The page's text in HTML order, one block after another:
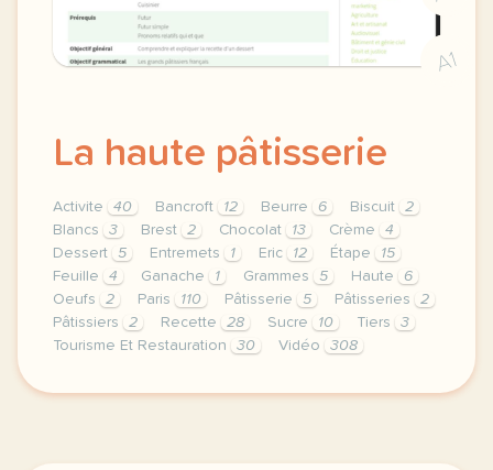
A1
La haute pâtisserie
Activite 40 Bancroft 12 Beurre 6 Biscuit
2
Blancs
3 Brest 2 Chocolat 13 Crème
4
Dessert
5 Entremets 1 Eric 12 Étape
15
Feuille
4 Ganache 1 Grammes 5 Haute
6
Oeufs
2 Paris 110 Pâtisserie 5 Pâtisseries
2
Pâtissiers
2 Recette 28 Sucre 10 Tiers
3
Tourisme Et Restauration
30 Vidéo 308
theme tourisme et restauration duree 120